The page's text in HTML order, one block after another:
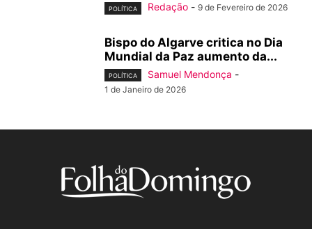
POLÍTICA Redação - 9 de Fevereiro de 2026
Bispo do Algarve critica no Dia
Mundial da Paz aumento da...
POLÍTICA Samuel Mendonça -
1 de Janeiro de 2026